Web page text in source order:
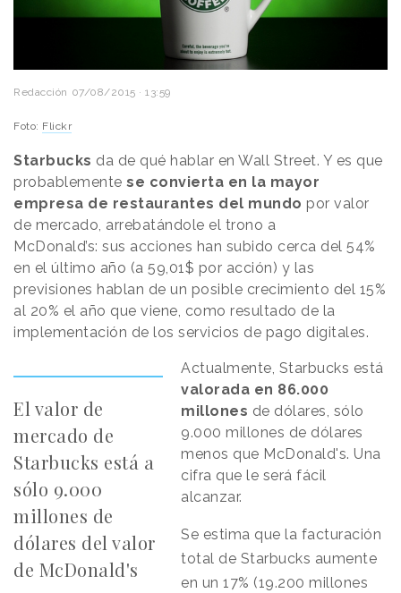
Redacción 07/08/2015 · 13:59
Foto: Flickr
Starbucks da de qué hablar en Wall Street. Y es que
probablemente se convierta en la mayor
empresa de restaurantes del mundo por valor
de mercado, arrebatándole el trono a
McDonald’s: sus acciones han subido cerca del 54%
en el último año (a 59,01$ por acción) y las
previsiones hablan de un posible crecimiento del 15%
al 20% el año que viene, como resultado de la
implementación de los servicios de pago digitales.
El valor de
mercado de
Starbucks está a
sólo 9.000
millones de
dólares del valor
de McDonald's
Actualmente, Starbucks está
valorada en 86.000
millones de dólares, sólo
9.000 millones de dólares
menos que McDonald's. Una
cifra que le será fácil
alcanzar.
Se estima que la facturación
total de Starbucks aumente
en un 17% (19.200 millones